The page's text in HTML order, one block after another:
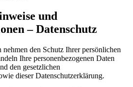
und
– Datenschutz
den Schutz Ihrer persönlichen
Ihre personenbezogenen Daten
den gesetzlichen
dieser Datenschutzerklärung.